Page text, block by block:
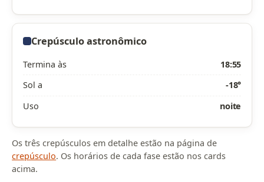
Crepúsculo astronômico
Termina às
18:55
Sol a
-18°
Uso
noite
Os três crepúsculos em detalhe estão na página de
crepúsculo. Os horários de cada fase estão nos cards
acima.